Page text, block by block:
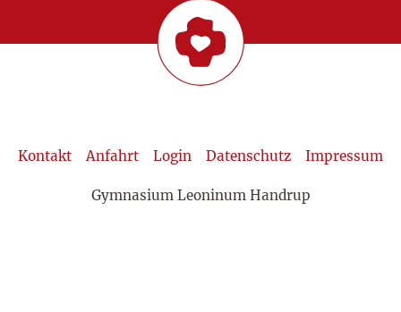
Kontakt Anfahrt Login Datenschutz Impressum
Gymnasium Leoninum Handrup